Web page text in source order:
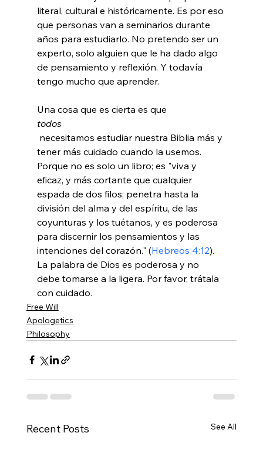
literal, cultural e históricamente. Es por eso
que personas van a seminarios durante
años para estudiarlo. No pretendo ser un
experto, solo alguien que le ha dado algo
de pensamiento y reflexión. Y todavía
tengo mucho que aprender.
Una cosa que es cierta es que
todos
tener más cuidado cuando la usemos.
Porque no es solo un libro; es "viva y
eficaz, y más cortante que cualquier
espada de dos filos; penetra hasta la
división del alma y del espíritu, de las
coyunturas y los tuétanos, y es poderosa
para discernir los pensamientos y las
intenciones del corazón." (Hebreos 4:12).
La palabra de Dios es poderosa y no
debe tomarse a la ligera. Por favor, trátala
con cuidado.
Free Will
Apologetics
Philosophy
Recent Posts See All